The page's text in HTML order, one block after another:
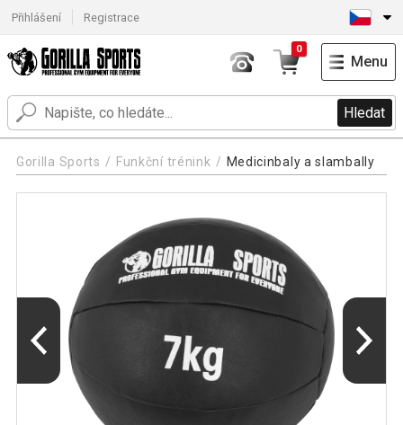
Přihlášení Registrace
Hledat
0
Menu
Gorilla Sports Funkční trénink Medicinbaly a slambally